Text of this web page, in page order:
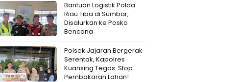
Bantuan Logistik Polda
Riau Tiba di Sumbar,
Disalurkan ke Posko
Bencana
Polsek Jajaran Bergerak
Serentak, Kapolres
Kuansing Tegas: Stop
Pembakaran Lahan!